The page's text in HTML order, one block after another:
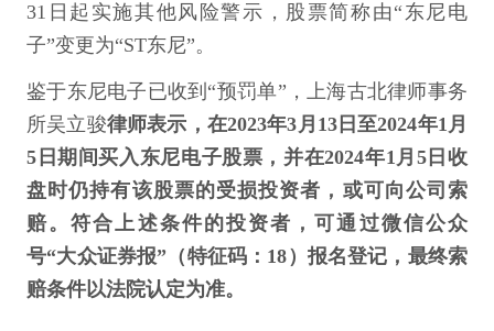
31日起实施其他风险警示，股票简称由“东尼电
子”变更为“ST东尼”。
鉴于东尼电子已收到“预罚单”，上海古北律师事务
所吴立骏律师表示，在2023年3月13日至2024年1月
5日期间买入东尼电子股票，并在2024年1月5日收
盘时仍持有该股票的受损投资者，或可向公司索
赔。符合上述条件的投资者，可通过微信公众
号“大众证券报”（特征码：18）报名登记，最终索
赔条件以法院认定为准。